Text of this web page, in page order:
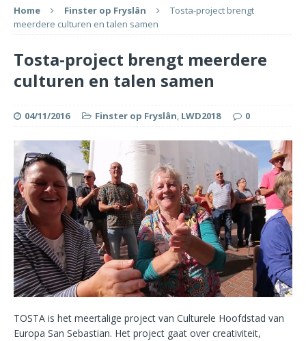
Home Finster op Fryslân
Tosta-project brengt
meerdere culturen en talen samen
Tosta-project brengt meerdere
culturen en talen samen
04/11/2016 Finster op Fryslân, LWD2018 0
TOSTA is het meertalige project van Culturele Hoofdstad van
Europa San Sebastian. Het project gaat over creativiteit,